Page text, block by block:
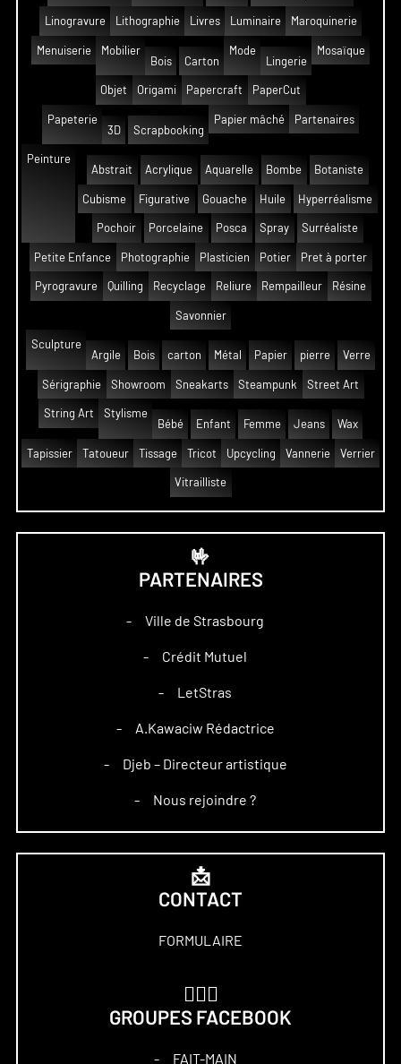
Linogravure Lithographie Livres Luminaire Maroquinerie
Menuiserie
Mobilier
Bois
Carton
Mode
Lingerie
Mosaïque
Objet Origami Papercraft PaperCut
Papeterie
3D
Scrapbooking
Papier mâché Partenaires
Peinture
Abstrait
Acrylique Aquarelle Bombe Botaniste
Cubisme Figurative Gouache Huile Hyperréalisme
Pochoir Porcelaine Posca Spray Surréaliste
Petite Enfance Photographie Plasticien Potier Pret à porter
Pyrogravure Quilling Recyclage Reliure Rempailleur Résine
Savonnier
Sculpture
Argile
Bois carton Métal Papier pierre Verre
Sérigraphie Showroom Sneakarts Steampunk Street Art
String Art
Stylisme
Bébé
Enfant Femme Jeans Wax
Tapissier Tatoueur Tissage Tricot Upcycling Vannerie Verrier
Vitrailliste
🤟
PARTENAIRES
– Ville de Strasbourg
– Crédit Mutuel
– LetStras
– A.Kawaciw Rédactrice
– Djeb – Directeur artistique
– Nous rejoindre ?
📩
CONTACT
FORMULAIRE
GROUPES FACEBOOK
– FAIT-MAIN